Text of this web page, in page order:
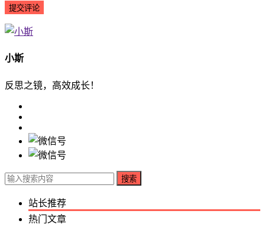
小斯
反思之镜，高效成长！
搜索
站长推荐
热门文章